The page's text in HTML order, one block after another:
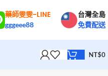
藥師雯雯-LINE
gggeee88
台灣全島
免費配送
NT$0